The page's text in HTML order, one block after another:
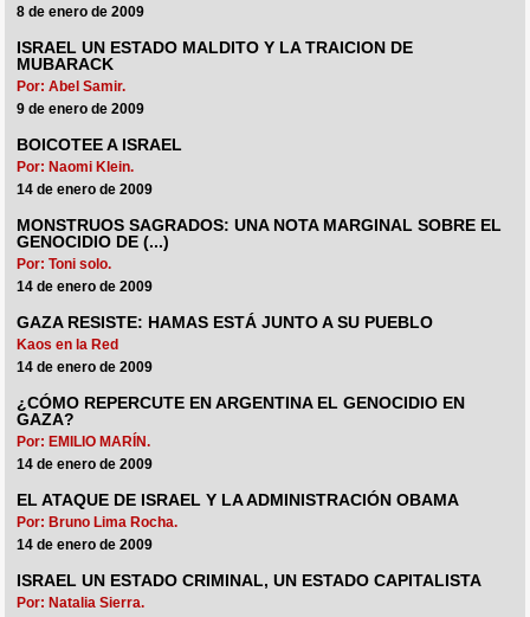
8 de enero de 2009
ISRAEL UN ESTADO MALDITO Y LA TRAICION DE
MUBARACK
Por: Abel Samir.
9 de enero de 2009
BOICOTEE A ISRAEL
Por: Naomi Klein.
14 de enero de 2009
MONSTRUOS SAGRADOS: UNA NOTA MARGINAL SOBRE EL
GENOCIDIO DE (...)
Por: Toni solo.
14 de enero de 2009
GAZA RESISTE: HAMAS ESTÁ JUNTO A SU PUEBLO
Kaos en la Red
14 de enero de 2009
¿CÓMO REPERCUTE EN ARGENTINA EL GENOCIDIO EN
GAZA?
Por: EMILIO MARÍN.
14 de enero de 2009
EL ATAQUE DE ISRAEL Y LA ADMINISTRACIÓN OBAMA
Por: Bruno Lima Rocha.
14 de enero de 2009
ISRAEL UN ESTADO CRIMINAL, UN ESTADO CAPITALISTA
Por: Natalia Sierra.